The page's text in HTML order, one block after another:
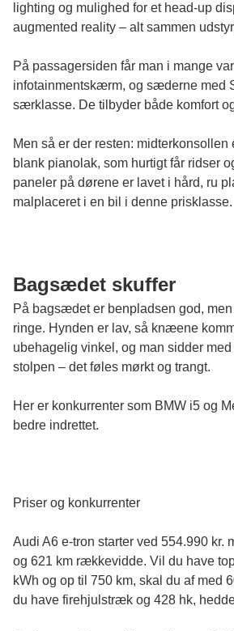
lighting og mulighed for et head-up
augmented reality – alt sammen
På passagersiden får man i mange
infotainmentskærm, og sæderne med
særklasse. De tilbyder både komfort
Men så er der resten: midterkonsollen
blank pianolak, som hurtigt får ridser
paneler på dørene er lavet i hård, ru
malplaceret i en bil i denne prisklasse.
Bagsædet skuffer
På bagsædet er benpladsen god,
ringe. Hynden er lav, så knæene
ubehagelig vinkel, og man sidder
stolpen – det føles mørkt og trangt.
Her er konkurrenter som BMW i5 og
bedre indrettet.
Priser og konkurrenter
Audi A6 e-tron starter ved 554.990 kr.
og 621 km rækkevidde. Vil du have
kWh og op til 750 km, skal du af med
du have firehjulstræk og 428 hk,